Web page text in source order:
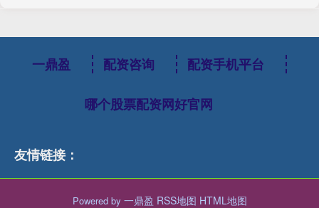
一鼎盈 配资咨询 配资手机平台
哪个股票配资网好官网
友情链接：
Powered by 一鼎盈 RSS地图 HTML地图